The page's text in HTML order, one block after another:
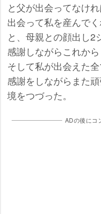
と父が出会ってなけ
出会って私を産んで
と、母親との顔出し2
感謝しながらこれか
そして私が出会えた
感謝をしながらまた
境をつづった。
ADの後にコ